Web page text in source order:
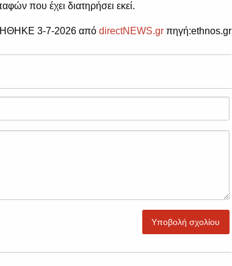
που έχει διατηρήσει εκεί.
3-7-2026 από directNEWS.gr πηγή:ethnos.gr
Υποβολή σχολίου